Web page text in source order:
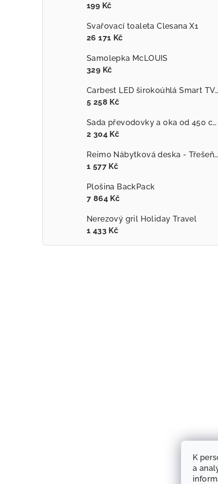
K
a
199 Kč
Svařovací toaleta Clesana X1
26 171 Kč
Samolepka McLOUIS
329 Kč
Carbest LED
5 258 Kč
Sada převodovky a oka od 450 cm vhodná pro F45L a Zip - Polární bílá
2 304 Kč
Reimo Nábytková deska - Třešeň 60x120cm
1 577 Kč
Plošina BackPack
7 864 Kč
Nerezový gril Holiday Travel
1 433 Kč